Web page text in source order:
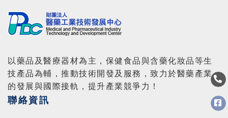
以藥品及醫療器材為主，保健食品與含藥化妝品等生
技產品為輔，推動技術開發及服務，致力於醫藥產業
的發展與國際接軌，提升產業競爭力！
聯絡資訊